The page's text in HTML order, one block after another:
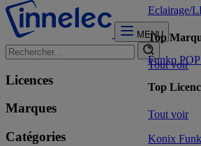
MENU
Licences
Marques
Catégories
Konix
Funko
Top
Tout voir
Eclairage/
Top
Tout voir